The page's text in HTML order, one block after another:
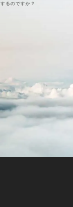
るのですか？